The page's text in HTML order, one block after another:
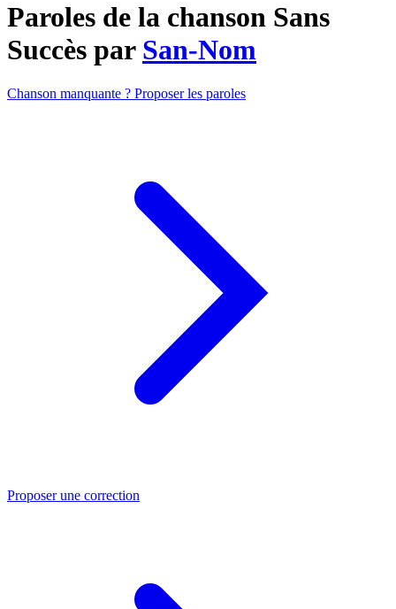
Paroles de la chanson Sans
Succès par San-Nom
Chanson manquante ? Proposer les paroles
Proposer une correction